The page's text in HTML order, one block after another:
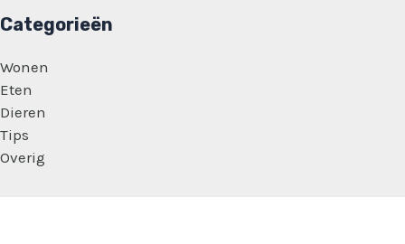
Categorieën
Wonen
Eten
Dieren
Tips
Overig